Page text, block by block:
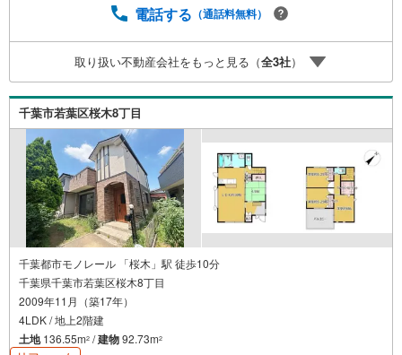
地・環境・価格・広さ」など、どの条件を重視する方にも
丁寧にご提案いたします。気になる物件がございました
ら、周辺環境や資金計画、住宅ローンのご相談なども含め
てトータルサポートいたします。どのようなご相談でもお
気軽にお申し付けください。実際に現地をご覧いただくこ
とで、暮らしのイメージをより具体的に感じていただけま
電話する （通話料無料）
取り扱い不動産会社をもっと見る（全3社）
千葉市若葉区桜木8丁目
千葉都市モノレール 「桜木」駅 徒歩10分
千葉県千葉市若葉区桜木8丁目
2009年11月（築17年）
4LDK / 地上2階建
土地136.55m2 /建物92.73m2